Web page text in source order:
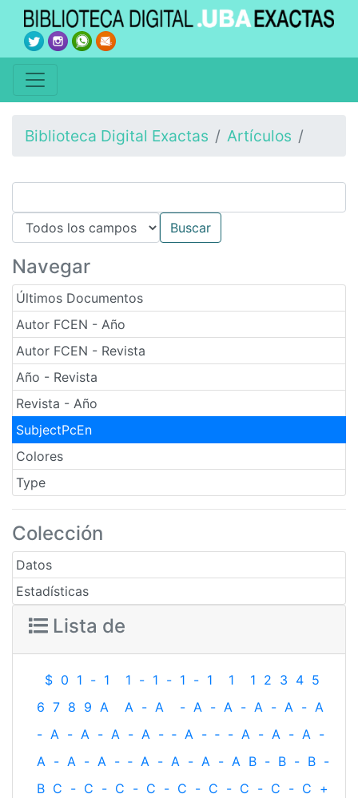
Biblioteca Digital Exactas Artículos
Navegar
Últimos Documentos
Autor FCEN - Año
Autor FCEN - Revista
Año - Revista
Revista - Año
SubjectPcEn
Colores
Type
Colección
Datos
Estadísticas
Lista de
$ 0 1 - 1 1 - 1 - 1 - 1 1 1 2 3 4 5
6 7 8 9 A A - A - A - A - A - A - A
- A - A - A - A - ‐ A - ‐ - A - A - A -
A - A - A - ‐ A - A - A - A B - B - B -
B C - C - C - C - C - C - C - C - C +